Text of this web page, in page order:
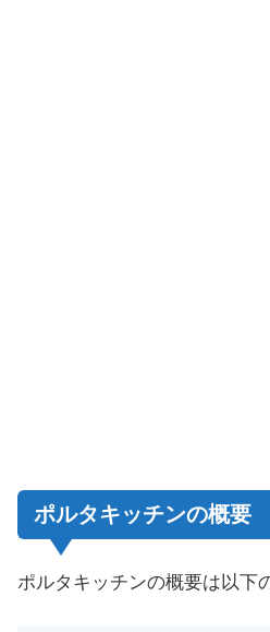
ポルタキッチンの概要
ポルタキッチンの概要は以下